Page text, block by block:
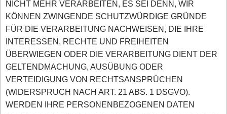
NICHT MEHR VERARBEITEN, ES SEI DENN, WIR
KÖNNEN ZWINGENDE SCHUTZWÜRDIGE GRÜNDE
FÜR DIE VERARBEITUNG NACHWEISEN, DIE IHRE
INTERESSEN, RECHTE UND FREIHEITEN
ÜBERWIEGEN ODER DIE VERARBEITUNG DIENT DER
GELTENDMACHUNG, AUSÜBUNG ODER
VERTEIDIGUNG VON RECHTSANSPRÜCHEN
(WIDERSPRUCH NACH ART. 21 ABS. 1 DSGVO).
WERDEN IHRE PERSONENBEZOGENEN DATEN